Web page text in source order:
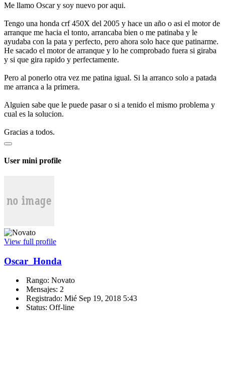
Me llamo Oscar y soy nuevo por aqui.
Tengo una honda crf 450X del 2005 y hace un año o asi el motor de
arranque me hacia el tonto, arrancaba bien o me patinaba y le
ayudaba con la pata y perfecto, pero ahora solo hace que patinarme.
He sacado el motor de arranque y lo he comprobado fuera si giraba
y si que gira rapido y perfectamente.
Pero al ponerlo otra vez me patina igual. Si la arranco solo a patada
me arranca a la primera.
Alguien sabe que le puede pasar o si a tenido el mismo problema y
cual es la solucion.
Gracias a todos.
User mini profile
View full profile
Oscar_Honda
Rango: Novato
Mensajes: 2
Registrado: Mié Sep 19, 2018 5:43
Status: Off-line